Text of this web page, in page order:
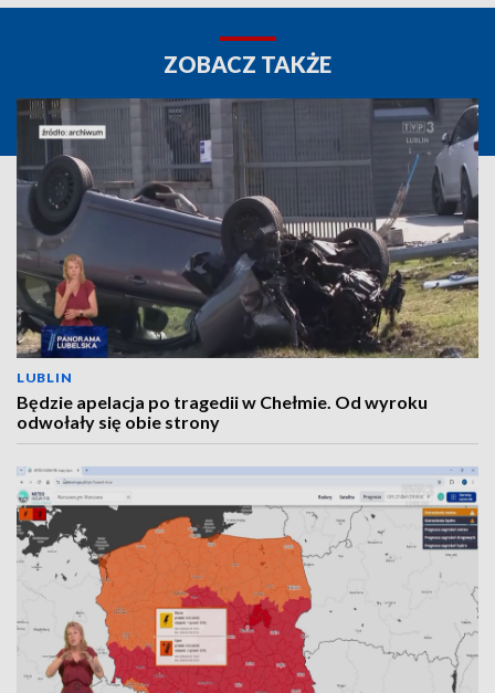
ZOBACZ TAKŻE
LUBLIN
Będzie apelacja po tragedii w Chełmie. Od wyroku
odwołały się obie strony